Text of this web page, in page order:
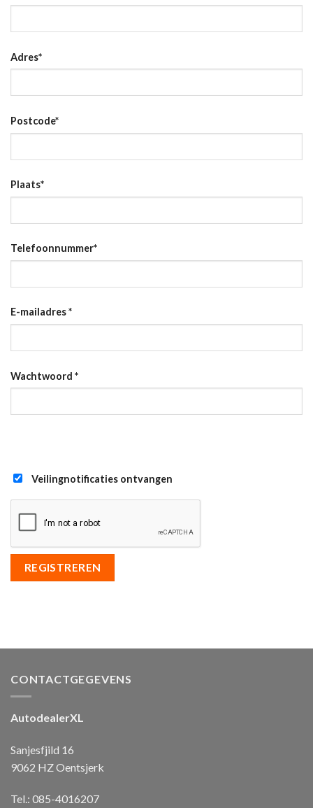
Adres*
Postcode*
Plaats*
Telefoonnummer*
E-mailadres*
Wachtwoord *
Veilingnotificaties ontvangen
REGISTREREN
CONTACTGEGEVENS
AutodealerXL
Sanjesfjild 16
9062 HZ Oentsjerk
Tel.: 085-4016207